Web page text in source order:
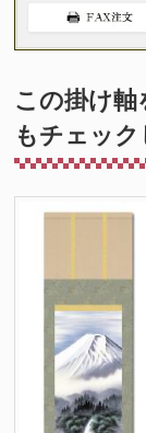
この掛け
もチェック